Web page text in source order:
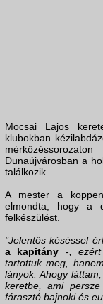
Mocsai Lajos
klubokban
Dunaújvárosban a
találkozik.
A mester a
elmondta, hogy a
felkészülést.
"Jelentős késéssel
a kapitány -,
tartottuk meg,
lányok. Ahogy
keretbe, ami
fárasztó bajnoki és